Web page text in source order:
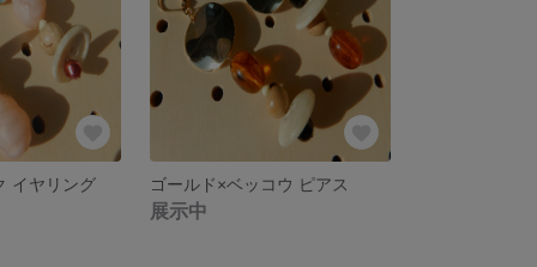
イヤリング ゴールド×ベッコウ ピアス
展示中